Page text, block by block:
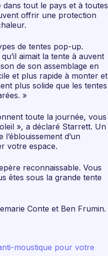
tout le pays et à toutes
offrir une protection
de tentes pop-up.
aimait la tente à auvent
de son assemblage en
et plus rapide à monter et
plus solide que les tentes
»
toute la journée, vous
», a déclaré Starrett. Un
d’un
votre espace.
reconnaissable. Vous
êtes sous la grande tente
Conte et Ben Frumin.
moustique pour votre